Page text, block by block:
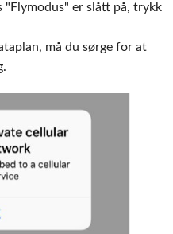
"Flymodus" er slått på, trykk
må du sørge for at